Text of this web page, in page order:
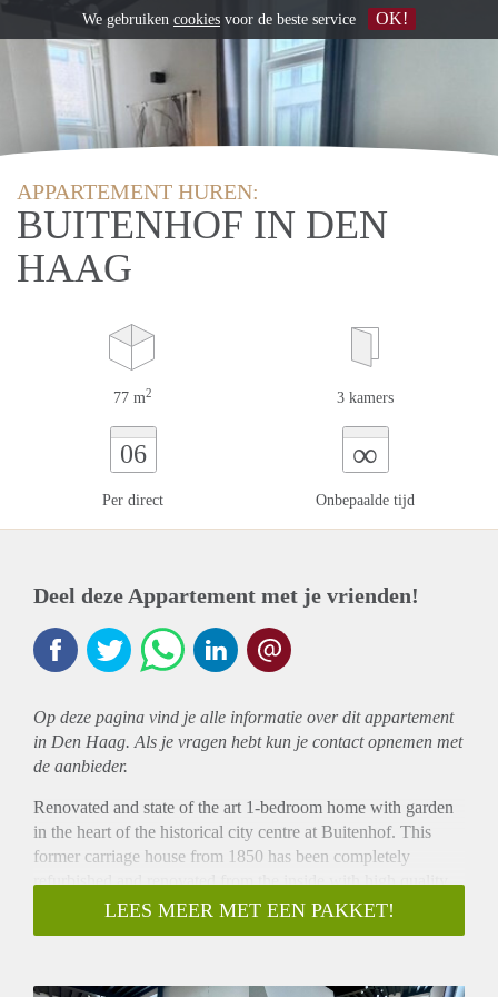
APPARTEMENT HUREN:
BUITENHOF IN DEN
HAAG
77 m2 3 kamers
06
Per direct
∞
Onbepaalde tijd
Deel deze Appartement met je vrienden!
Op deze pagina vind je alle informatie over ditappartement
in Den Haag. Als je vragen hebt kun je contact opnemen met
de aanbieder.
Renovated and state of the art 1-bedroom home with garden
in the heart of the historical city centre at Buitenhof. This
former carriage house from 1850 has been completely
refurbished and renovated from the inside with high quality
finishings. Divided in 3 floors with a living kitchen, sunny
and spacious garden, living area on the 1st floor and the
LEES MEER MET EEN PAKKET!
We gebruiken cookies voor de beste service OK!